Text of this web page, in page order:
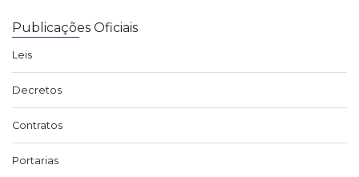
Publicações Oficiais
Leis
Decretos
Contratos
Portarias